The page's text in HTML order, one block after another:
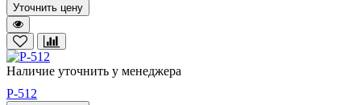
Уточнить цену
Наличие уточнить у менеджера
P-512